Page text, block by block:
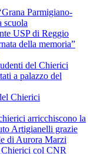
Parmigiano-
scuola
USP di Reggio
della memoria”
del Chierici
a palazzo del
Chierici
arricchiscono la
Artigianelli grazie
di Aurora Marzi
col CNR